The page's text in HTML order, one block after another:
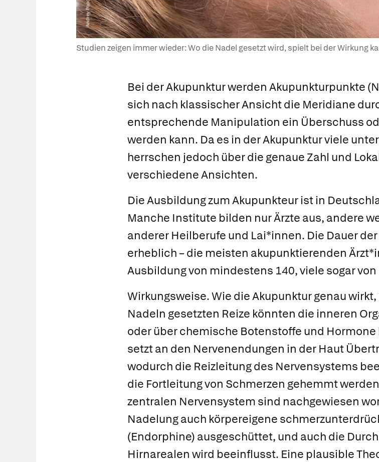
Studien zeigen immer wieder: Wo die Nadel gesetzt wird, spielt bei der Wirkung
Bei derAkupunkturwerden Akupunkturpunkte
sich nach klassischer Ansicht die Meridiane
entsprechende Manipulation ein Überschuss
werden kann. Da es in der Akupunktur viele
herrschen jedoch über die genaue Zahl und
verschiedene Ansichten.
Die Ausbildung zumAkupunkteurist in
Manche Institute bilden nur Ärzte aus, andere
anderer Heilberufe und Lai*innen. Die Dauer
erheblich – die meisten akupunktierenden
Ausbildung von mindestens 140, viele sogar
Wirkungsweise.Wie die Akupunktur genau
Nadeln gesetzten Reize könnten die inneren
oder über chemische Botenstoffe und
setzt an den Nervenendungen in der Haut
wodurch die Reizleitung des Nervensystems
die Fortleitung von Schmerzen gehemmt
zentralen Nervensystem sind nachgewiesen
Nadelung auch körpereigene
(Endorphine) ausgeschüttet, und auch die
Hirnarealen wird beeinflusst. Eine plausible